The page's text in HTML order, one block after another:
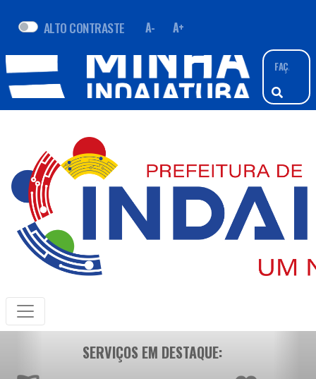
ALTO CONTRASTE A- A+
SERVIÇOS EM DESTAQUE: